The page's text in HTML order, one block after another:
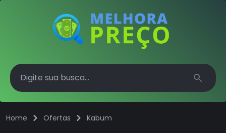
Search
Home Ofertas Kabum